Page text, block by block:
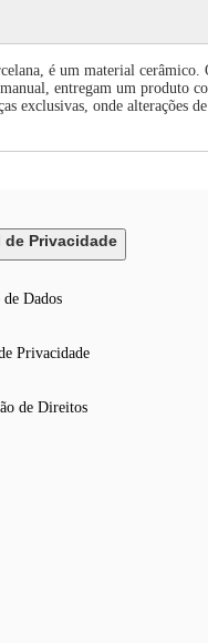
é um material
entregam um produto
exclusivas, onde alterações
de Privacidade
de Dados
Privacidade
de Direitos